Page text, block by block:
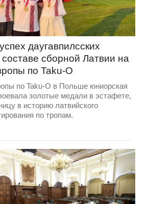
даугавпилсских
сборной Латвии на
по Taku-O
по Taku-O в Польше юниорская
золотые медали в эстафете,
в историю латвийского
по тропам.